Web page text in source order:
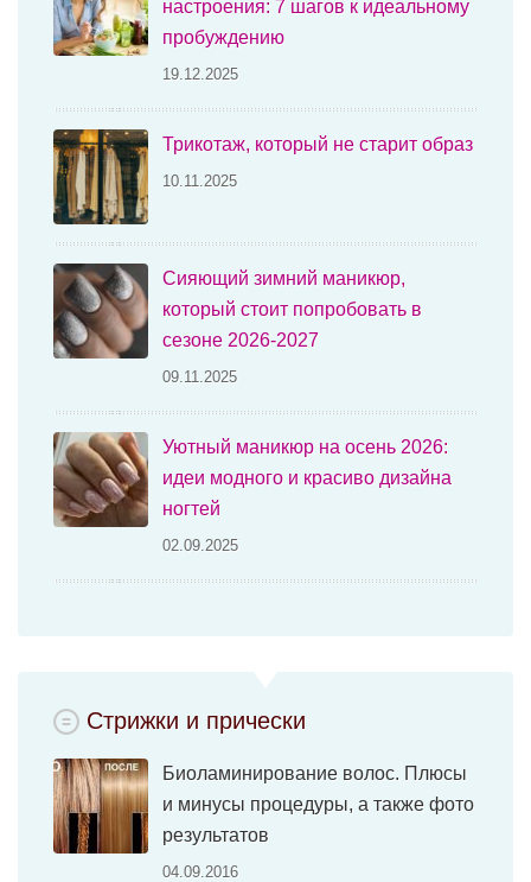
настроения: 7 шагов к идеальному
пробуждению
19.12.2025
Трикотаж, который не старит образ
10.11.2025
Сияющий зимний маникюр,
который стоит попробовать в
сезоне 2026-2027
09.11.2025
Уютный маникюр на осень 2026:
идеи модного и красиво дизайна
ногтей
02.09.2025
Стрижки и прически
Биоламинирование волос. Плюсы
и минусы процедуры, а также фото
результатов
04.09.2016